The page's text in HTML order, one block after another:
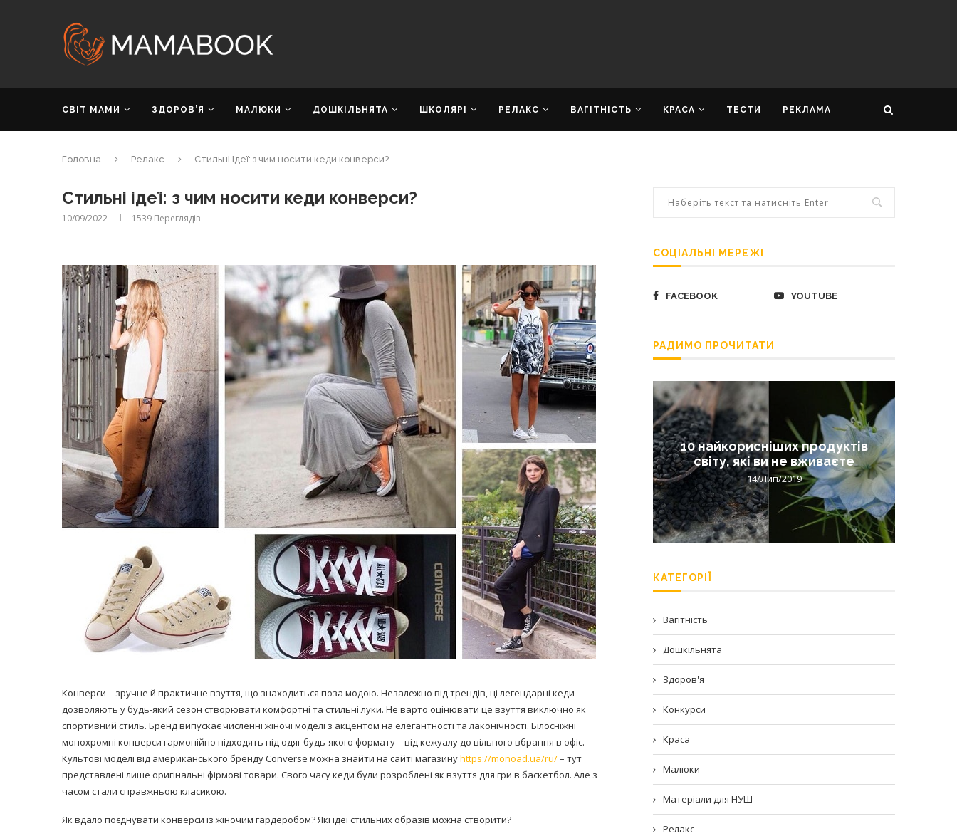
СВІТ МАМИ ЗДОРОВ’Я МАЛЮКИ ДОШКІЛЬНЯТА ШКОЛЯРІ РЕЛАКС ВАГІТНІСТЬ КРАСА ТЕСТИ РЕКЛАМА
Головна Релакс Стильні ідеї: з чим носити кеди конверси?
Стильні ідеї: з чим носити кеди конверси?
10/09/2022 1539 Переглядів
Конверси – зручне й практичне взуття, що знаходиться поза модою. Незалежно від трендів, ці легендарні кеди
дозволяють у будь-який сезон створювати комфортні та стильні луки. Не варто оцінювати це взуття виключно як
спортивний стиль. Бренд випускає численні жіночі моделі з акцентом на елегантності та лаконічності. Білосніжні
монохромні конверси гармонійно підходять під одяг будь-якого формату – від кежуалу до вільного вбрання в офіс.
Культові моделі від американського бренду Converse можна знайти на сайті магазинуhttps://monoad.ua/ru/– тут
представлені лише оригінальні фірмові товари. Свого часу кеди були розроблені як взуття для гри в баскетбол. Але з
часом стали справжньою класикою.
Як вдало поєднувати конверси із жіночим гардеробом? Які ідеї стильних образів можна створити?
СОЦІАЛЬНІ МЕРЕЖІ
FACEBOOK YOUTUBE
РАДИМО ПРОЧИТАТИ
принимать
никакого кипятка
30/Січ/2021
Лікарі назвали симптоми
коронавірусу в дітей
14/Бер/2020
Попробуйте рецепт
легендарного супа доктора
Моро, который без...
08/Січ/2021
10 найкорисніших продуктів
світу, які ви не вживаєте
14/Лип/2019
КАТЕГОРІЇ
Вагітність
Дошкільнята
Здоров'я
Конкурси
Краса
Малюки
Матеріали для НУШ
Релакс